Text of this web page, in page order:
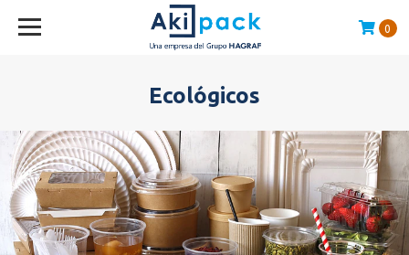
0
Ecológicos